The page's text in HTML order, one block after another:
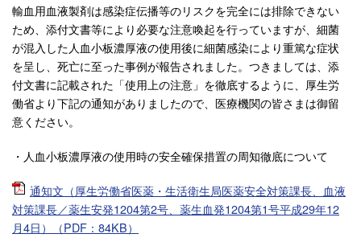
輸血用血液製剤は感染症伝播等のリスクを完全には排除できない
ため、添付文書等により必要な注意喚起を行っていますが、細菌
が混入した人血小板濃厚液の使用後に細菌感染により重篤な症状
を呈し、死亡に至った事例が報告されました。つきましては、添
付文書に記載された「使用上の注意」を徹底するように、厚生労
働省より下記の通知がありましたので、医療機関の皆さまは御留
意ください。
・人血小板濃厚液の使用時の安全確保措置の周知徹底について
通知文（厚生労働省医薬・生活衛生局医薬安全対策課長、血液
対策課長／薬生安発1204第2号、薬生血発1204第1号平成29年12
月4日）（PDF：84KB）